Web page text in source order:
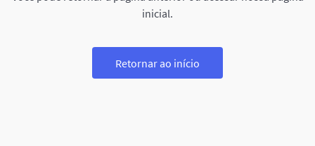
inicial.
Retornar ao início